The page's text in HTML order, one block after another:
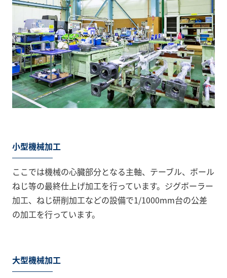
小型機械加工
ここでは機械の心臓部分となる主軸、テーブル、ボール
ねじ等の最終仕上げ加工を行っています。ジグボーラー
加工、ねじ研削加工などの設備で1/1000mm台の公差
の加工を行っています。
大型機械加工